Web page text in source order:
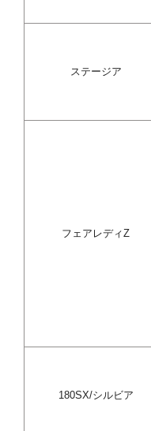
ステージア
フェアレディZ
180SX/シルビア